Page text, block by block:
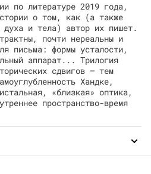
по литературе 2019 года,
о том, как (а также
духа и тела) автор их пишет.
почти нереальны и
письма: формы усталости,
аппарат... Трилогия
сдвигов – тем
Хандке,
«близкая» оптика,
пространство-время